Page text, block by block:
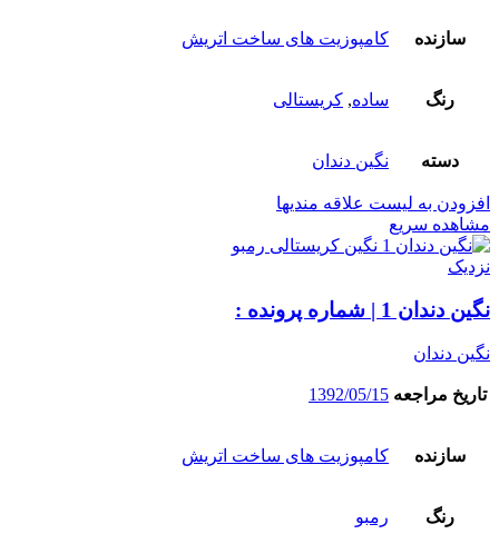
سازنده کامپوزیت های ساخت اتریش
رنگ ساده, کریستالی
دسته نگین دندان
افزودن به لیست علاقه مندیها
مشاهده سریع
نزدیک
نگین دندان 1 | شماره پرونده :
نگین دندان
تاریخ مراجعه 1392/05/15
سازنده کامپوزیت های ساخت اتریش
رنگ رمبو